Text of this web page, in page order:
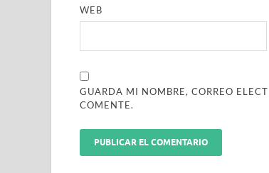
WEB
GUARDA MI NOMBRE, CORREO
COMENTE.